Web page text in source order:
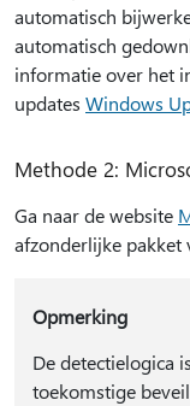
automatisch
automatisch
informatie over het
updates Windows
Methode 2:
Ga naar de website
afzonderlijke pakket
Opmerking
De detectielogica
toekomstige